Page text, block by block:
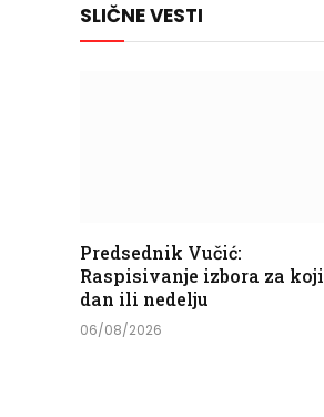
SLIČNE VESTI
Predsednik Vučić:
Raspisivanje izbora za koji
dan ili nedelju
06/08/2026